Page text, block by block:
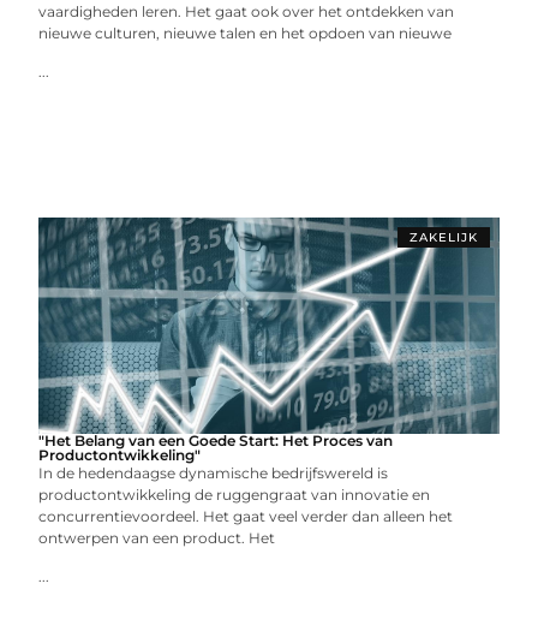
vaardigheden leren. Het gaat ook over het ontdekken van
nieuwe culturen, nieuwe talen en het opdoen van nieuwe
...
ZAKELIJK
"Het Belang van een Goede Start: Het Proces van
Productontwikkeling"
In de hedendaagse dynamische bedrijfswereld is
productontwikkeling de ruggengraat van innovatie en
concurrentievoordeel. Het gaat veel verder dan alleen het
ontwerpen van een product. Het
...